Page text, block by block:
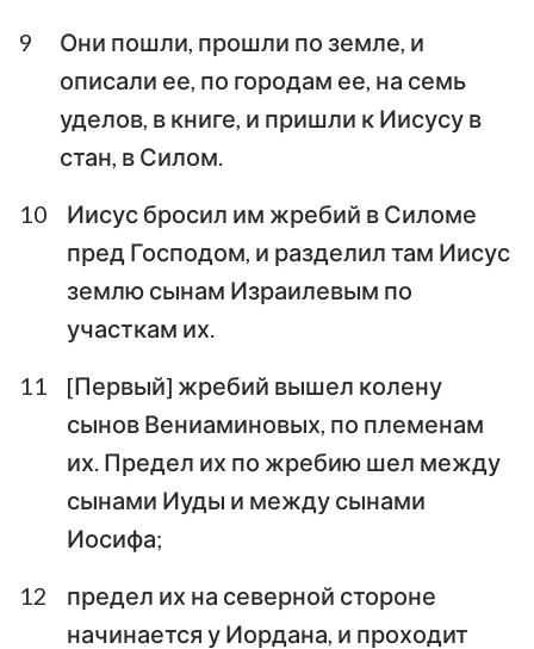
9
Они пошли, прошли по земле, и
описали ее, по городам ее, на семь
уделов, в книге, и пришли к Иисусу в
стан, в Силом.
10
Иисус бросил им жребий в Силоме
пред Господом, и разделил там Иисус
землю сынам Израилевым по
участкам их.
11
[Первый] жребий вышел колену
сынов Вениаминовых, по племенам
их. Предел их по жребию шел между
сынами Иуды и между сынами
Иосифа;
12
предел их на северной стороне
начинается у Иордана, и проходит